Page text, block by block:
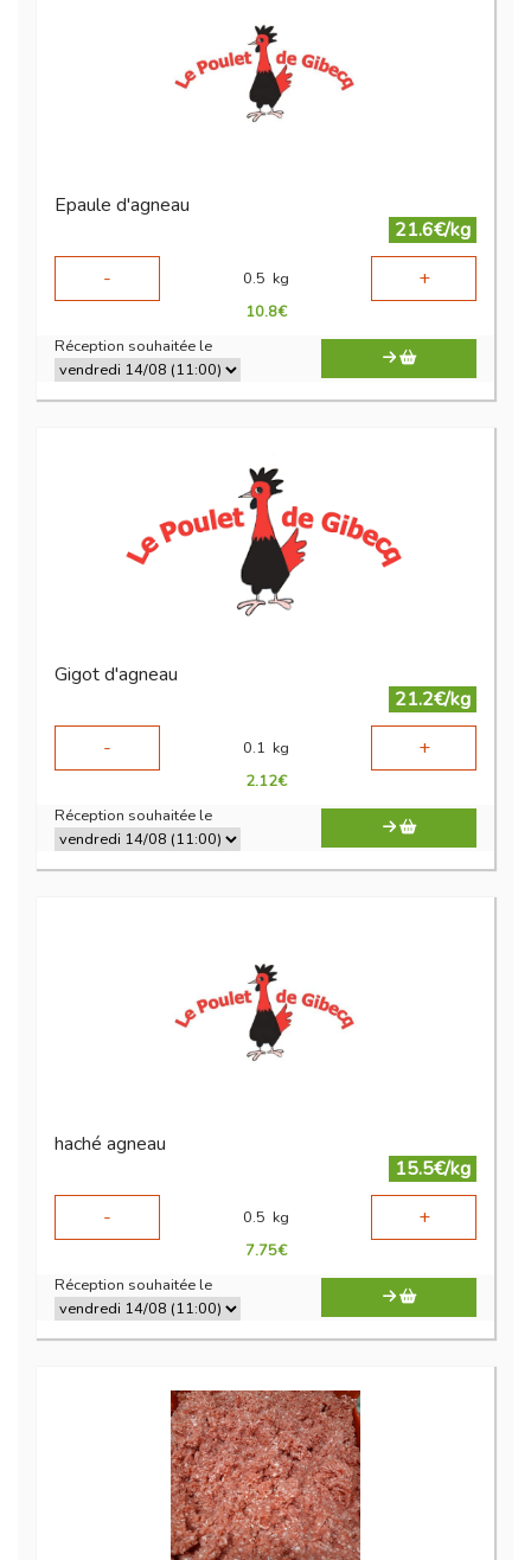
Epaule d'agneau
21.6€/kg
-
0.5 kg +
10.8€
Réception souhaitée le
Gigot d'agneau
21.2€/kg
-
0.1 kg +
2.12€
Réception souhaitée le
haché agneau
15.5€/kg
-
0.5 kg +
7.75€
Réception souhaitée le